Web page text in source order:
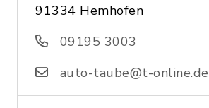
91334 Hemhofen
09195 3003
auto-taube@t-online.de